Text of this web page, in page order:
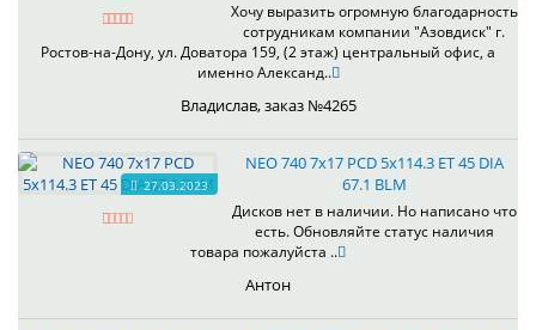
Хочу выразить огромную благодарность
сотрудникам компании "Азовдиск" г.
Ростов-на-Дону, ул. Доватора 159, (2 этаж) центральный офис, а
именно Александ..
Владислав, заказ №4265
27.03.2023
NEO 740 7x17 PCD 5x114.3 ET 45 DIA
67.1 BLM
Дисков нет в наличии. Но написано что
есть. Обновляйте статус наличия
товара пожалуйста ..
Антон